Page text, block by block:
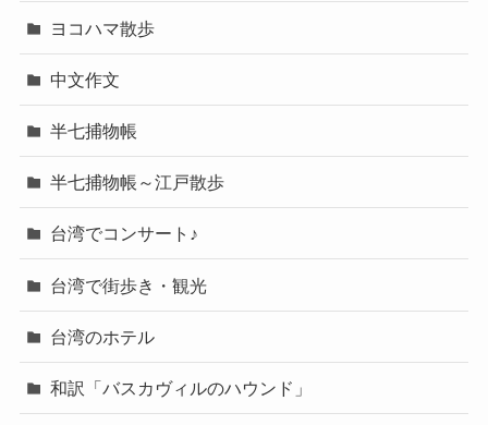
ヨコハマ散歩
中文作文
半七捕物帳
半七捕物帳～江戸散歩
台湾でコンサート♪
台湾で街歩き・観光
台湾のホテル
和訳「バスカヴィルのハウンド」